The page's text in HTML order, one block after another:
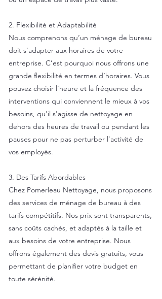
2. Flexibilité et Adaptabilité
Nous comprenons qu’un ménage de bureau
doit s’adapter aux horaires de votre
entreprise. C’est pourquoi nous offrons une
grande flexibilité en termes d’horaires. Vous
pouvez choisir l’heure et la fréquence des
interventions qui conviennent le mieux à vos
besoins, qu'il s'agisse de nettoyage en
dehors des heures de travail ou pendant les
pauses pour ne pas perturber l’activité de
vos employés.
3. Des Tarifs Abordables
Chez Pomerleau Nettoyage, nous proposons
des services de ménage de bureau à des
tarifs compétitifs. Nos prix sont transparents,
sans coûts cachés, et adaptés à la taille et
aux besoins de votre entreprise. Nous
offrons également des devis gratuits, vous
permettant de planifier votre budget en
toute sérénité.